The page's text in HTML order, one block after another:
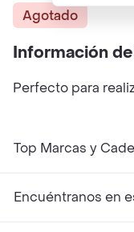
Agotado
Información
Perfecto para
Top Marcas y
Encuéntranos en